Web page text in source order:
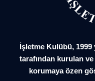
İşletme Kulübü, 1999
tarafından kurulan
korumaya özen